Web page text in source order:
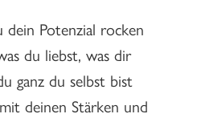
Potenzial rocken
du liebst, was dir
ganz du selbst bist
deinen Stärken und